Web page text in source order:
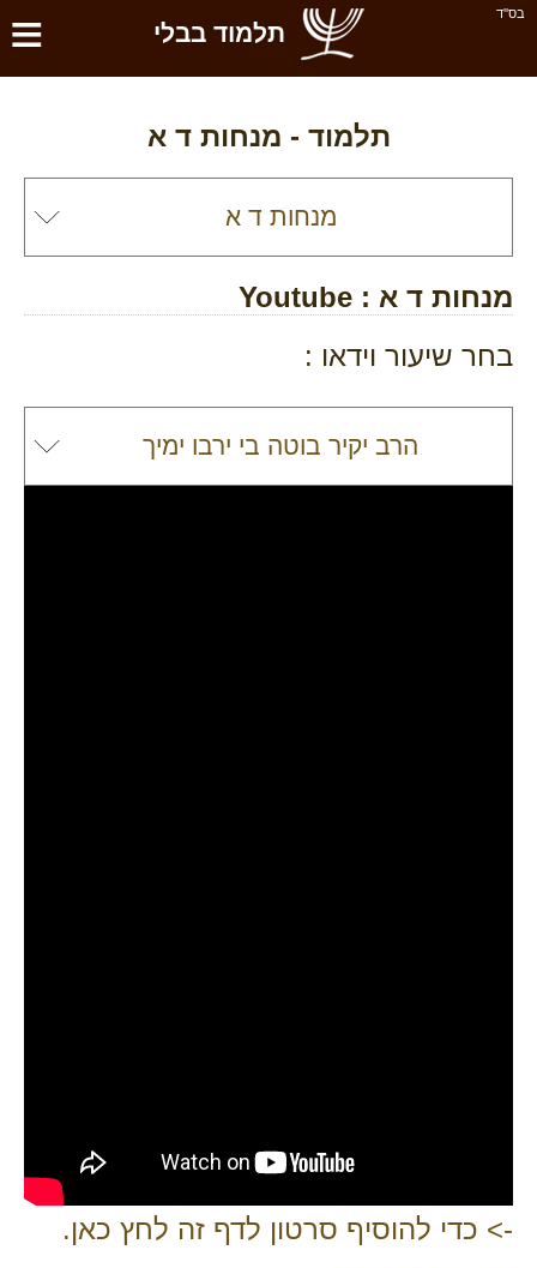
בס''ד ≡ תלמוד בבלי
תלמוד - מנחות ד א
מנחות ד א : Youtube
בחר שיעור וידאו :
-> כדי להוסיף סרטון לדף זה לחץ כאן.